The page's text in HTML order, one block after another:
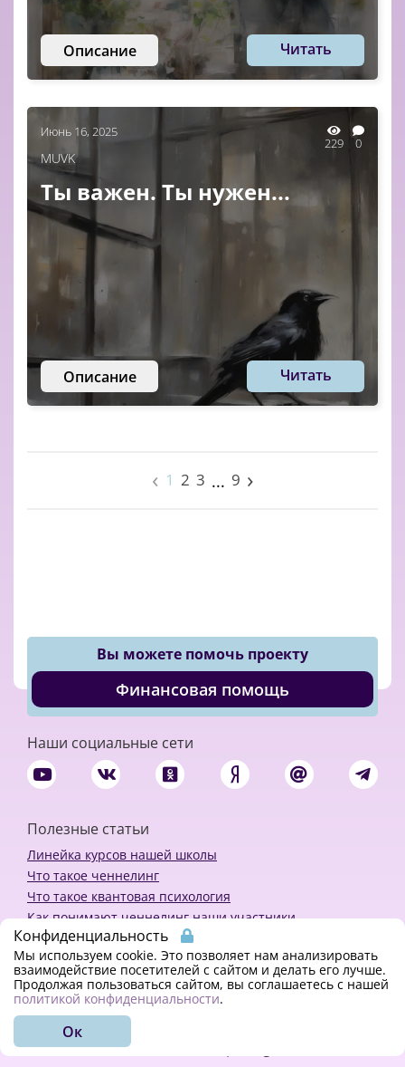
Описание Читать
Июнь 16, 2025
229 0
MUVK
Ты важен. Ты нужен...
Описание Читать
‹ 1 2 3 ... 9 ›
Вы можете помочь проекту
Финансовая помощь
Наши социальные сети
Полезные статьи
Линейка курсов нашей школы
Что такое ченнелинг
Что такое квантовая психология
Как понимают ченнелинг наши участники
Политика конфиденциальности
Закажи ченнелинг
© 2018 - 2023 Kvreal2018 | All rights reserved.
Конфиденциальность
Мы используем cookie. Это позволяет нам анализировать
взаимодействие посетителей с сайтом и делать его лучше.
Продолжая пользоваться сайтом, вы соглашаетесь с нашей
политикой конфиденциальности.
Ок